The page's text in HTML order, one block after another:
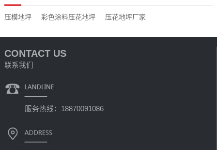
压模地坪 彩色涂料压花地坪 压花地坪厂家
CONTACT US
联系我们
服务热线：18870091086